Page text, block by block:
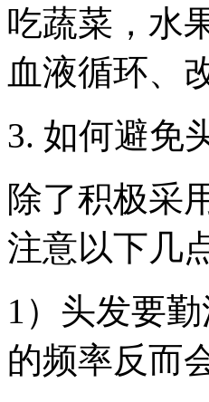
吃蔬菜，水
血液循环、
3. 如何避免
除了积极采
注意以下几
1）头发要
的频率反而